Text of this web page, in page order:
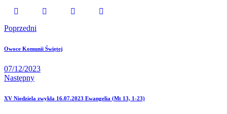
Nawigacja
wpisu
Poprzedni
Owoce Komunii Świętej
07/12/2023
Następny
XV Niedziela zwykła 16.07.2023 Ewangelia (Mt 13, 1-23)